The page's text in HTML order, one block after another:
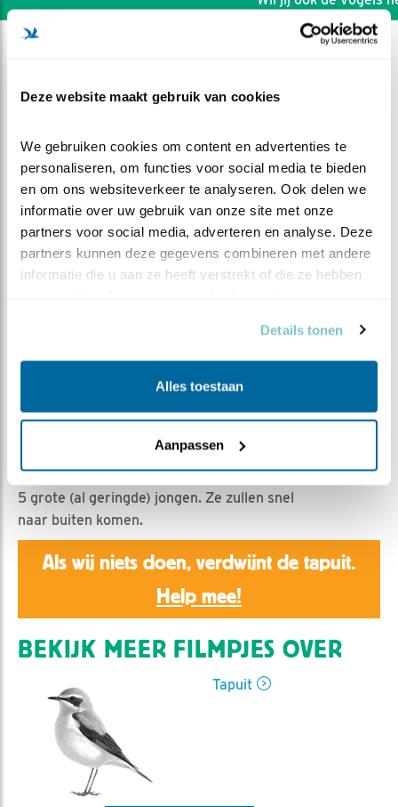
Deze website maakt gebruik van cookies
We gebruiken cookies om content en advertenties te
personaliseren, om functies voor social media te bieden
en om ons websiteverkeer te analyseren. Ook delen we
informatie over uw gebruik van onze site met onze
partners voor social media, adverteren en analyse. Deze
partners kunnen deze gegevens combineren met andere
informatie die u aan ze heeft verstrekt of die ze hebben
Details tonen
Alles toestaan
Aanpassen
Gezocht en gevonden
Vind ik leuk| Bewaar dit filmpje|
237x
Camera staat nu bij tweede broedsel nest van vrouw
met lime lime en man met roze roze. In het nest zitten
5 grote (al geringde) jongen. Ze zullen snel
naar buiten komen.
Als wij niets doen, verdwijnt de tapuit.
Help mee!
BEKIJK MEER FILMPJES OVER
Tapuit